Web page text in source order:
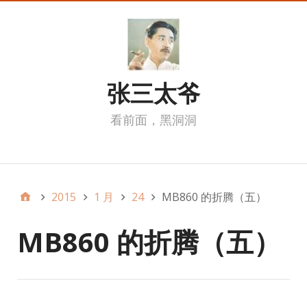
张三太爷
看前面，黑洞洞
2015 1 月 24 MB860 的折腾（五）
MB860 的折腾（五）